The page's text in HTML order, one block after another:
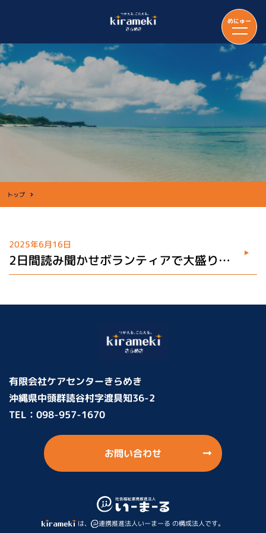
めにゅー
トップ
2025年6月16日
2日間読み聞かせボランティアで大盛り上
がり！楽しい交流の場に♪
有限会社ケアセンターきらめき
沖縄県中頭群読谷村字渡具知36-2
TEL： 098-957-1670
お問い合わせ
は、 連携推進法人いーまーる の構成法人です。